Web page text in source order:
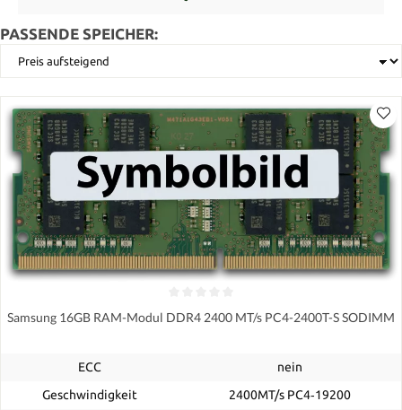
PASSENDE SPEICHER:
Samsung 16GB RAM-Modul DDR4 2400 MT/s PC4-2400T-S SODIMM
ECC
nein
Geschwindigkeit
2400MT/s PC4‑19200